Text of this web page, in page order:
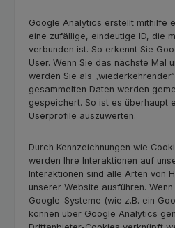
Google Analytics erstellt mithilfe
eine zufällige, eindeutige ID, die
verbunden ist. So erkennt Sie
User. Wenn Sie das nächste Mal
werden Sie als
gesammelten Daten werden
gespeichert. So ist es überhaupt
Userprofile auszuwerten.
Durch Kennzeichnungen wie
werden Ihre Interaktionen auf
Interaktionen sind alle Arten von
unserer Website ausführen.
Google-Systeme (wie z.B. ein
können über Google Analytics